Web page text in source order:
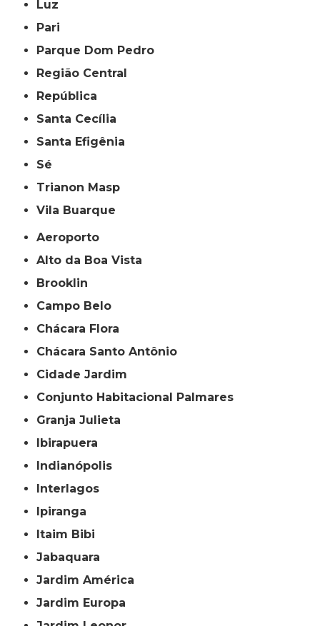
Luz
Pari
Parque Dom Pedro
Região Central
República
Santa Cecília
Santa Efigênia
Sé
Trianon Masp
Vila Buarque
Aeroporto
Alto da Boa Vista
Brooklin
Campo Belo
Chácara Flora
Chácara Santo Antônio
Cidade Jardim
Conjunto Habitacional Palmares
Granja Julieta
Ibirapuera
Indianópolis
Interlagos
Ipiranga
Itaim Bibi
Jabaquara
Jardim América
Jardim Europa